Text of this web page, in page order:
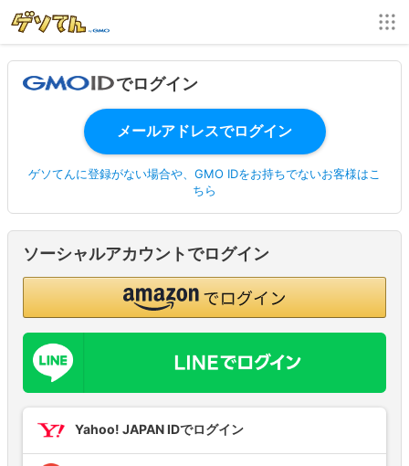
でログイン
ゲソてんに登録がない場合や、GMO IDをお持ちでないお客様はこ
ちら
ソーシャルアカウントでログイン
Yahoo! JAPAN IDでログイン